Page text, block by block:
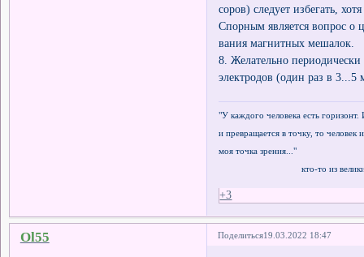
соров) следует избегать,
Спорным является вопрос о
вания магнитных мешалок.
8. Желательно
электродов (один раз в 3...5
"У каждого человека есть горизонт.
и превращается в точку, то человек
моя точка зрения..."
кто-то из великих
+3
Поделиться19.03.2022 18:47
Ol55